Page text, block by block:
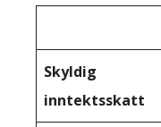
Skyldig
inntektsskatt